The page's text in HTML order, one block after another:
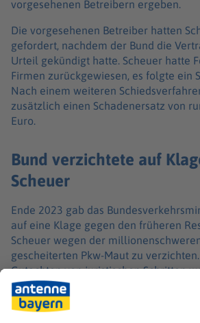
vorgesehenen Betreibern ergeben.
Die vorgesehenen Betreiber hatten
gefordert, nachdem der Bund die
Urteil gekündigt hatte. Scheuer hatte
Firmen zurückgewiesen, es folgte ein
Nach einem weiteren
zusätzlich einen Schadenersatz von
Euro.
Bund verzichtete auf
Scheuer
Ende 2023 gab das
auf eine Klage gegen den früheren
Scheuer wegen der
gescheiterten Pkw-Maut zu
Gutachten von juristischen Schritten
Haftungsansprüchen abgeraten - im
geringer Erfolgsaussichten. Der
Volker Wissing (FDP) hatte die Analyse